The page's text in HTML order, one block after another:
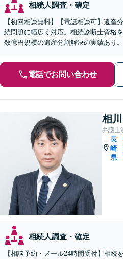
相続人調査・確定
【初回相談無料】【電話相談可】遺産
続問題に幅広く対応。相続診断士資格
数億円規模の遺産分割解決の実績あり
電話でお問い合わせ
相
弁護士
長
崎
県
相続人調査・確定
【相談予約・メール24時間受付】相続